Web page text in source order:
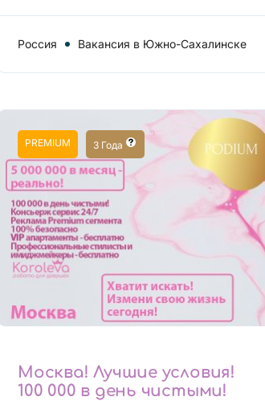
Россия Вакансия в Южно-Сахалинске
PREMIUM 3 Года
Москва! Лучшие условия!
100 000 в день чистыми!